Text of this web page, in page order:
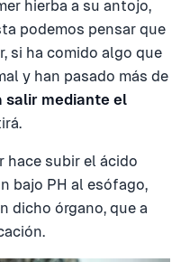
hierba a su antojo,
podemos pensar que
si ha comido algo que
y han pasado más de
salir mediante el
hace subir el ácido
bajo PH al esófago,
dicho órgano, que a